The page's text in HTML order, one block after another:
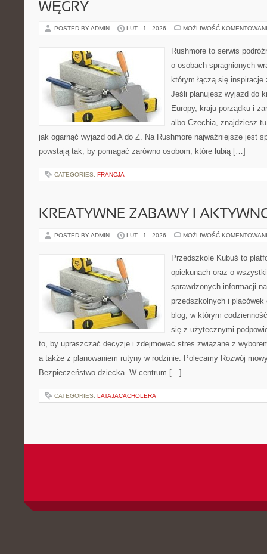
WĘGRY
POSTED BY ADMIN LUT - 1 - 2026 MOŻLIWOŚĆ
Rushmore to serwis
o osobach spragnionych
którym łączą się
Jeśli planujesz wyjazd do
Europy, kraju porządku i
albo Czechia, znajdziesz
jak ogarnąć wyjazd od A do Z. Na Rushmore najważniejsze jest
powstają tak, by pomagać zarówno osobom, które lubią […]
CATEGORIES: FRANCJA
KREATYWNE ZABAWY I
POSTED BY ADMIN LUT - 1 - 2026 MOŻLIWOŚĆ
Przedszkole Kubuś to
opiekunach oraz o
sprawdzonych informacji
przedszkolnych i placówek
blog, w którym
się z użytecznymi
to, by upraszczać decyzje i zdejmować stres związane z
a także z planowaniem rutyny w rodzinie. Polecamy Rozwój
Bezpieczeństwo dziecka. W centrum […]
CATEGORIES: LATAJACACHOLERA